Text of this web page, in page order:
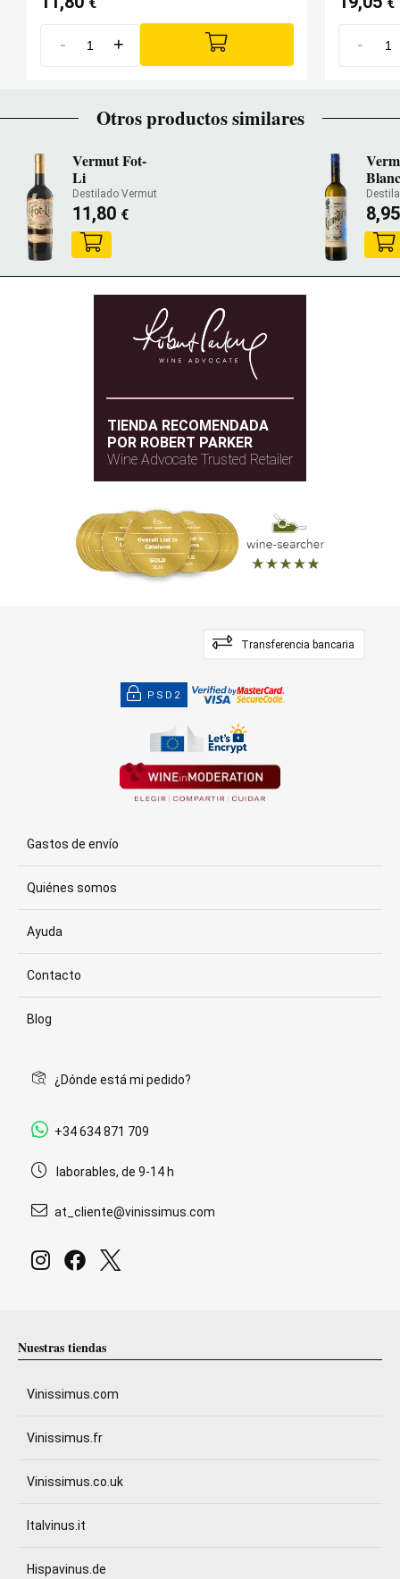
- + -
Otros productos similares
Vermut Fot-
Li
Destilado Vermut
11,80 €
TIENDA RECOMENDADA
POR ROBERT PARKER
Wine Advocate Trusted Retailer
Transferencia bancaria
PSD2
Gastos de envío
Quiénes somos
Ayuda
Contacto
Blog
¿Dónde está mi pedido?
+34 634 871 709
laborables, de 9-14 h
at_cliente@vinissimus.com
Nuestras tiendas
Vinissimus.com
Vinissimus.fr
Vinissimus.co.uk
Italvinus.it
Hispavinus.de